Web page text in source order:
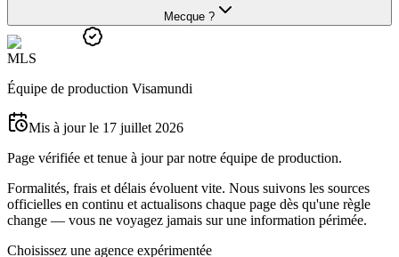
Mecque ?
MLS
Équipe de production Visamundi
Mis à jour le 17 juillet 2026
Page vérifiée et tenue à jour par notre équipe de production.
Formalités, frais et délais évoluent vite. Nous suivons les sources
officielles en continu et actualisons chaque page dès qu'une règle
change — vous ne voyagez jamais sur une information périmée.
Choisissez une agence expérimentée